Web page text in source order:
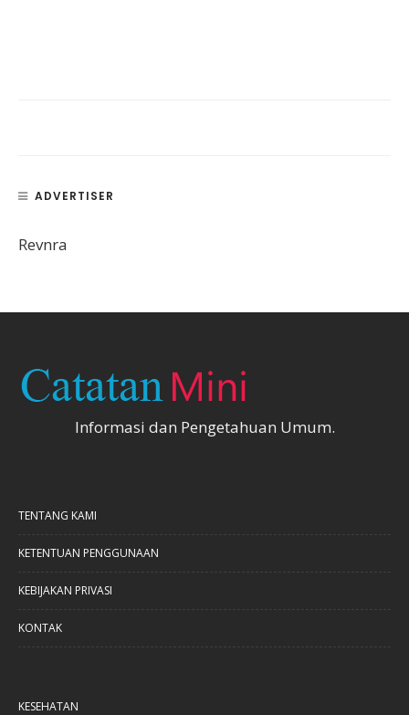
ADVERTISER
Revnra
Informasi dan Pengetahuan Umum.
TENTANG KAMI
KETENTUAN PENGGUNAAN
KEBIJAKAN PRIVASI
KONTAK
KESEHATAN